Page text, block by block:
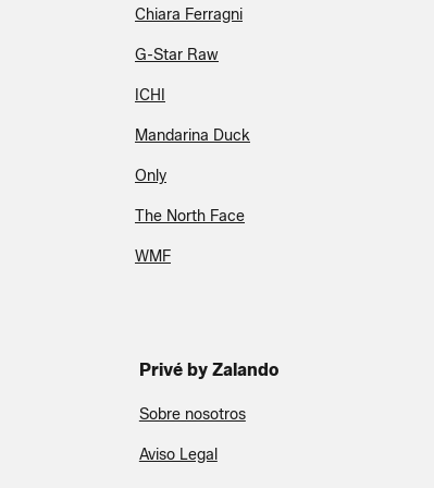
Chiara Ferragni
G-Star Raw
ICHI
Mandarina Duck
Only
The North Face
WMF
Privé by Zalando
Sobre nosotros
Aviso Legal